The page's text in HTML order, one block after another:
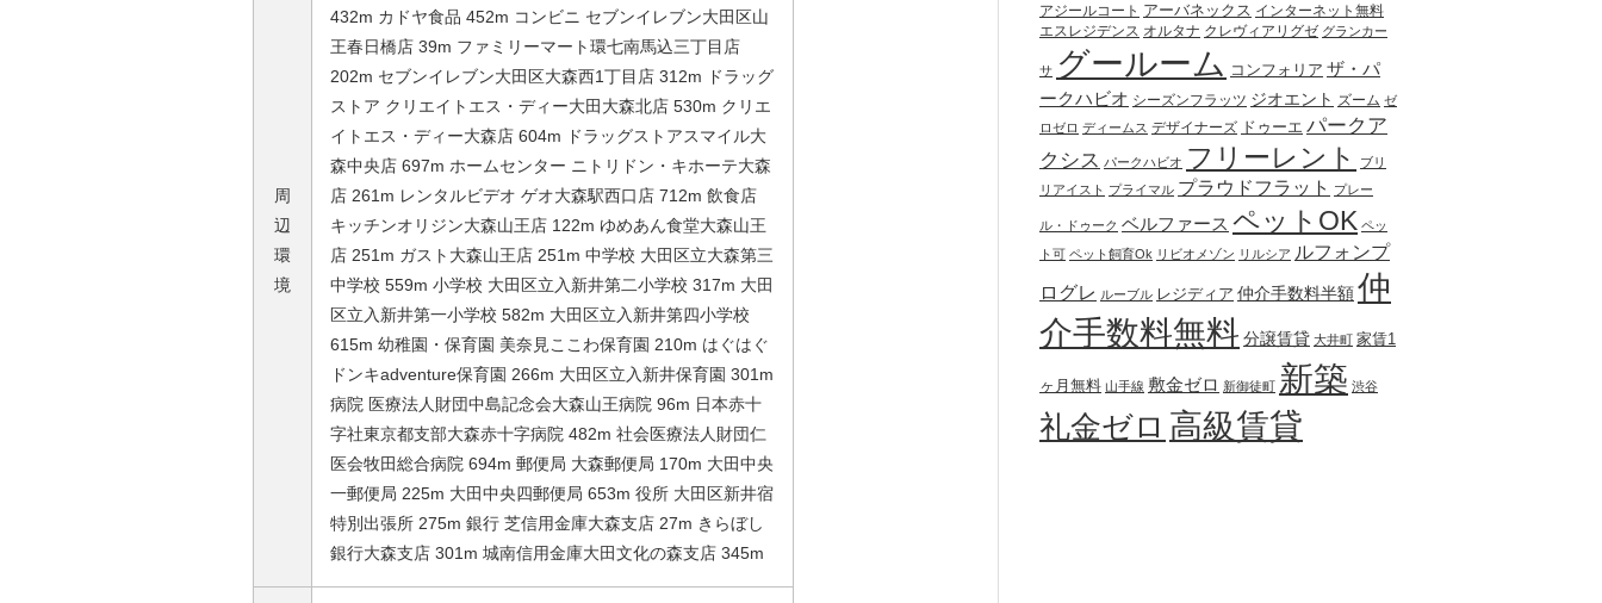
周
辺
環
境
432m カドヤ食品 452m コンビニ セブンイレブン大田区山
王春日橋店 39m ファミリーマート環七南馬込三丁目店
202m セブンイレブン大田区大森西1丁目店 312m ドラッグ
ストア クリエイトエス・ディー大田大森北店 530m クリエ
イトエス・ディー大森店 604m ドラッグストアスマイル大
森中央店 697m ホームセンター ニトリドン・キホーテ大森
店 261m レンタルビデオ ゲオ大森駅西口店 712m 飲食店
キッチンオリジン大森山王店 122m ゆめあん食堂大森山王
店 251m ガスト大森山王店 251m 中学校 大田区立大森第三
中学校 559m 小学校 大田区立入新井第二小学校 317m 大田
区立入新井第一小学校 582m 大田区立入新井第四小学校
615m 幼稚園・保育園 美奈見ここわ保育園 210m はぐはぐ
ドンキadventure保育園 266m 大田区立入新井保育園 301m
病院 医療法人財団中島記念会大森山王病院 96m 日本赤十
字社東京都支部大森赤十字病院 482m 社会医療法人財団仁
医会牧田総合病院 694m 郵便局 大森郵便局 170m 大田中央
一郵便局 225m 大田中央四郵便局 653m 役所 大田区新井宿
特別出張所 275m 銀行 芝信用金庫大森支店 27m きらぼし
銀行大森支店 301m 城南信用金庫大田文化の森支店 345m
アジールコート アーバネックス インターネット無料
エスレジデンス オルタナ クレヴィアリグゼ グランカー
サ グールーム コンフォリア ザ・パ
ークハビオ シーズンフラッツ ジオエント ズーム ゼ
ロゼロ ディームス デザイナーズ ドゥーエ パークア
クシス パークハビオ フリーレント
ブリ
リアイスト プライマル プラウドフラット プレー
ル・ドゥーク ベルファース ペットOK ペッ
ト可 ペット飼育Ok リビオメゾン リルシア ルフォンプ
ログレ ルーブル レジディア 仲介手数料半額仲
介手数料無料 分譲賃貸 大井町 家賃1
ヶ月無料 山手線 敷金ゼロ 新御徒町 新築 渋谷
礼金ゼロ 高級賃貸